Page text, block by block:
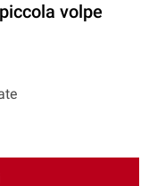
volpe